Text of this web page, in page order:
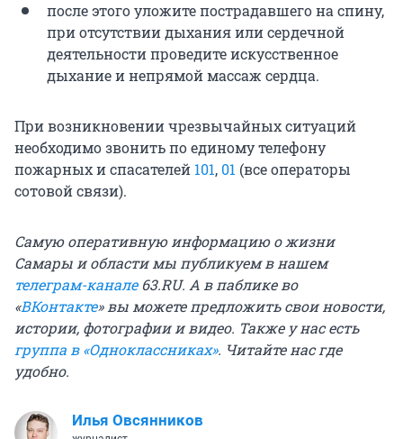
после этого уложите пострадавшего на спину,
при отсутствии дыхания или сердечной
деятельности проведите искусственное
дыхание и непрямой массаж сердца.
При возникновении чрезвычайных ситуаций
необходимо звонить по единому телефону
пожарных и спасателей 101, 01 (все операторы
сотовой связи).
Самую оперативную информацию о жизни
Самары и области мы публикуем в нашем
телеграм-канале63.RU. А в паблике во
«ВКонтакте» вы можете предложить свои новости,
истории, фотографии и видео. Также у нас есть
группа в «Одноклассниках». Читайте нас где
удобно.
Илья Овсянников